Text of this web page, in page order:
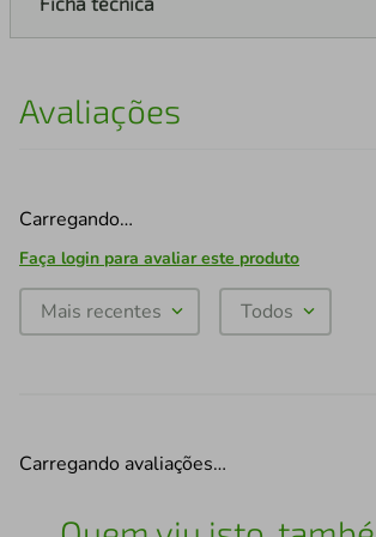
Avaliações
Carregando…
Faça login para avaliar este produto
Mais recentes Todos
Carregando avaliações…